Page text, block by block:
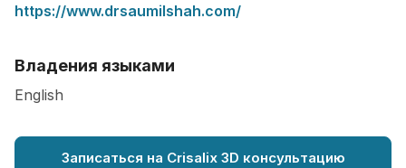
https://www.drsaumilshah.com/
Владения языками
English
Записаться на Crisalix 3D консультацию